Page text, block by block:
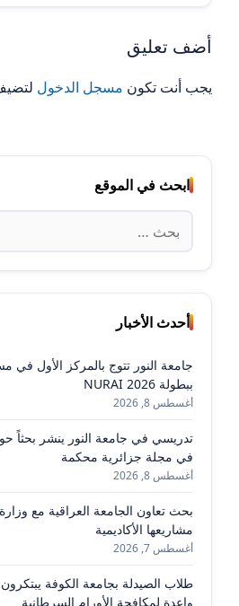
أضف تعليق
يجب أنت تكون مسجل الدخول
ابحث في الموقع
البحث
عن:
أحدث الأخبار
جامعة النور تتوج بالمركز الأول في
ببطولة NURAI 2026
أغسطس 8, 2026
تدريسي في جامعة النور ينشر بحثاً
في مجلة جزائرية محكمة
أغسطس 8, 2026
بحث تعاون الجامعة العراقية مع
مشاريعها الأكاديمية
أغسطس 7, 2026
طلاب الصيدلة بجامعة الكوفة
واعدة لمكافحة الأورام السرطانية